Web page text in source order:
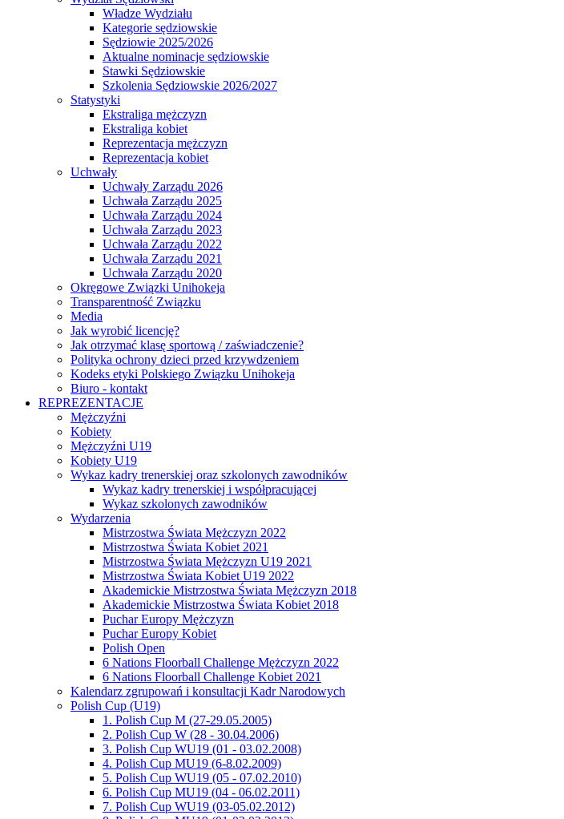
Władze Wydziału
Kategorie sędziowskie
Sędziowie 2025/2026
Aktualne nominacje sędziowskie
Stawki Sędziowskie
Szkolenia Sędziowskie 2026/2027
Statystyki
Ekstraliga mężczyzn
Ekstraliga kobiet
Reprezentacja mężczyzn
Reprezentacja kobiet
Uchwały
Uchwały Zarządu 2026
Uchwała Zarządu 2025
Uchwała Zarządu 2024
Uchwała Zarządu 2023
Uchwała Zarządu 2022
Uchwała Zarządu 2021
Uchwała Zarządu 2020
Okręgowe Związki Unihokeja
Transparentność Związku
Media
Jak wyrobić licencję?
Jak otrzymać klasę sportową / zaświadczenie?
Polityka ochrony dzieci przed krzywdzeniem
Kodeks etyki Polskiego Związku Unihokeja
Biuro - kontakt
REPREZENTACJE
Mężczyźni
Kobiety
Mężczyźni U19
Kobiety U19
Wykaz kadry trenerskiej oraz szkolonych zawodników
Wykaz kadry trenerskiej i współpracującej
Wykaz szkolonych zawodników
Wydarzenia
Mistrzostwa Świata Mężczyzn 2022
Mistrzostwa Świata Kobiet 2021
Mistrzostwa Świata Mężczyzn U19 2021
Mistrzostwa Świata Kobiet U19 2022
Akademickie Mistrzostwa Świata Mężczyzn 2018
Akademickie Mistrzostwa Świata Kobiet 2018
Puchar Europy Mężczyzn
Puchar Europy Kobiet
Polish Open
6 Nations Floorball Challenge Mężczyzn 2022
6 Nations Floorball Challenge Kobiet 2021
Kalendarz zgrupowań i konsultacji Kadr Narodowych
Polish Cup (U19)
1. Polish Cup M (27-29.05.2005)
2. Polish Cup W (28 - 30.04.2006)
3. Polish Cup WU19 (01 - 03.02.2008)
4. Polish Cup MU19 (6-8.02.2009)
5. Polish Cup WU19 (05 - 07.02.2010)
6. Polish Cup MU19 (04 - 06.02.2011)
7. Polish Cup WU19 (03-05.02.2012)